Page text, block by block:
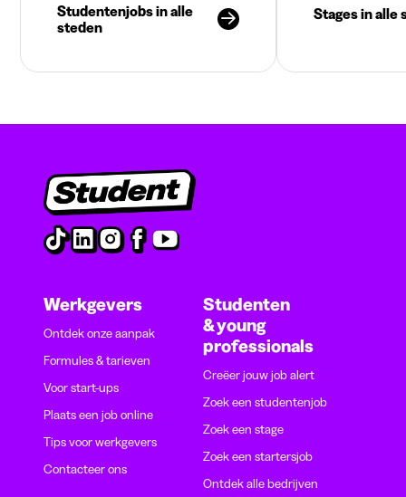
Studentenjobs in alle
steden
Stages in alle
Werkgevers
Ontdek onze aanpak
Formules & tarieven
Voor start-ups
Plaats een job online
Tips voor werkgevers
Contacteer ons
Studenten
& young
professionals
Creëer jouw job alert
Zoek een studentenjob
Zoek een stage
Zoek een startersjob
Ontdek alle bedrijven